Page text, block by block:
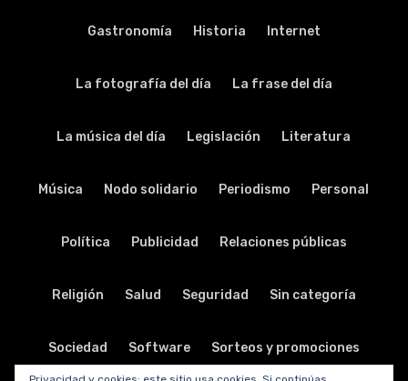
Gastronomía Historia Internet
La fotografía del día La frase del día
La música del día Legislación Literatura
Música Nodo solidario Periodismo Personal
Política Publicidad Relaciones públicas
Religión Salud Seguridad Sin categoría
Sociedad Software Sorteos y promociones